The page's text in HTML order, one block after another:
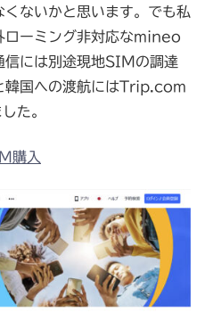
ないかと思います。でも私
ローミング非対応なmineo
信には別途現地SIMの調達
韓国への渡航にはTrip.com
た。
購入